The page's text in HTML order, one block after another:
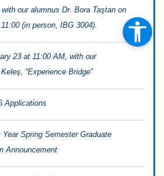
our alumnus Dr. Bora Taştan on
(in person, IBG 3004).
23 at 11:00 AM, with our
“Experience Bridge”
Applications
Spring Semester Graduate
Announcement